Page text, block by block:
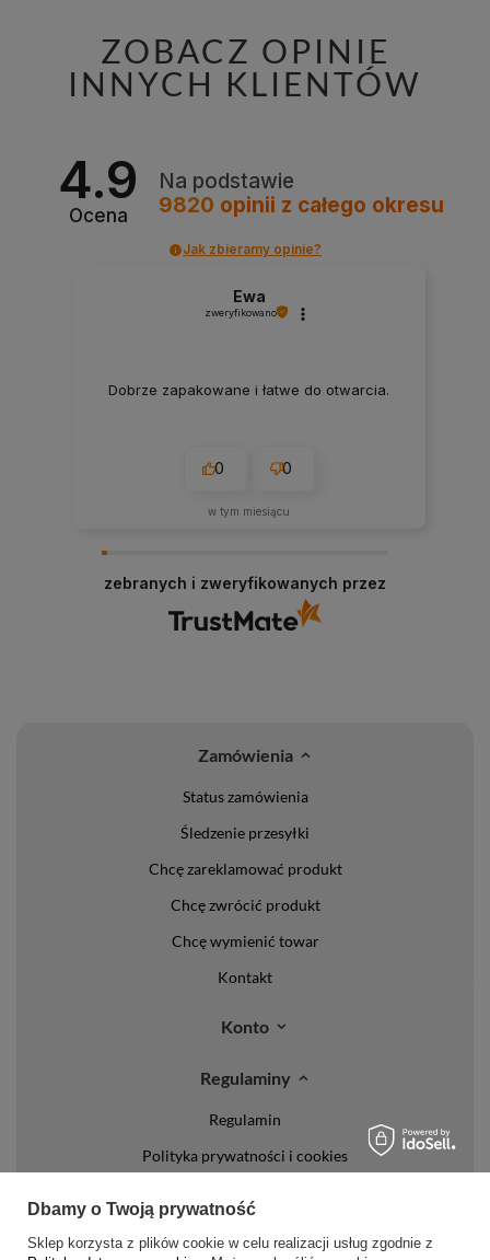
ZOBACZ OPINIE
INNYCH KLIENTÓW
4.9
Ocena
Na podstawie
9820 opinii z całego okresu
Jak zbieramy opinie?
Ewa
zweryfikowano
Dobrze zapakowane i łatwe do otwarcia.
0 0
w tym miesiącu
zebranych i zweryfikowanych przez
Zamówienia
Status zamówienia
Śledzenie przesyłki
Chcę zareklamować produkt
Chcę zwrócić produkt
Chcę wymienić towar
Kontakt
Konto
Regulaminy
Regulamin
Polityka prywatności i cookies
Dbamy o Twoją prywatność
Sklep korzysta z plików cookie w celu realizacji usług zgodnie z